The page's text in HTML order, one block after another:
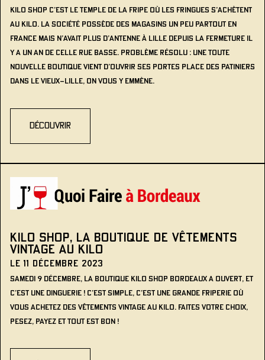
Kilo Shop c’est le temple de la fripe où les fringues s’achètent
au kilo. La société possède des magasins un peu partout en
France mais n’avait plus d’antenne à Lille depuis la fermeture il
y a un an de celle rue Basse. Problème résolu : une toute
nouvelle boutique vient d’ouvrir ses portes place des Patiniers
dans le Vieux-Lille, on vous y emmène.
découvrir
KILO SHOP, LA BOUTIQUE DE VÊTEMENTS
VINTAGE AU KILO
Le 11 décembre 2023
Samedi 9 décembre, la boutique Kilo Shop Bordeaux a ouvert, et
c’est une dinguerie ! C’est simple, c’est une grande friperie où
vous achetez des vêtements vintage au kilo. Faites votre choix,
pesez, payez et tout est bon !